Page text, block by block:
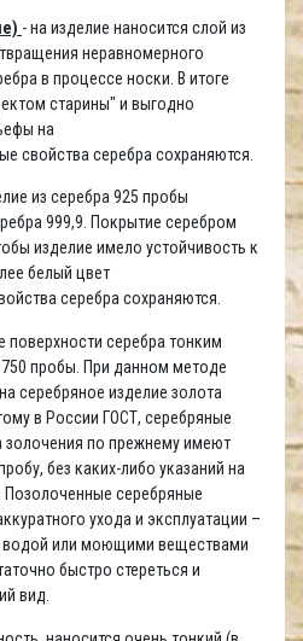
- на изделие наносится слой из
неравномерного
в процессе носки. В итоге
старины" и выгодно
на
свойства серебра сохраняются.
из серебра 925 пробы
999,9. Покрытие серебром
изделие имело устойчивость к
белый цвет
серебра сохраняются.
поверхности серебра тонким
пробы. При данном методе
серебряное изделие золота
в России ГОСТ, серебряные
золочения по прежнему имеют
без каких-либо указаний на
Позолоченные серебряные
ухода и эксплуатации –
водой или моющими веществами
быстро стереться и
вид.